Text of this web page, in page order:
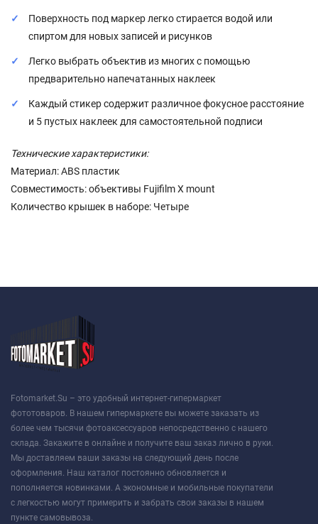
Поверхность под маркер легко стирается водой или
спиртом для новых записей и рисунков
Легко выбрать объектив из многих с помощью
предварительно напечатанных наклеек
Каждый стикер содержит различное фокусное расстояние
и 5 пустых наклеек для самостоятельной подписи
Технические характеристики:
Материал: ABS пластик
Совместимость: объективы Fujifilm X mount
Количество крышек в наборе: Четыре
Fotomarket.Su – это удобный интернет-гипермаркет
фототоваров. В нашем гипермаркете вы можете заказать из
более чем тысячи фотоаксессуаров непосредственно с нашего
склада. Закажите в онлайне и получите ваш заказ лично в руки.
Мы доставляем ваши заказы на следующий день после
оформления. Наш каталог постоянно обновляется и
пополняется новинками. А экономные и мобильные покупатели
с легкостью могут примерить и забрать свои заказы в нашем
пункте самовывоза.